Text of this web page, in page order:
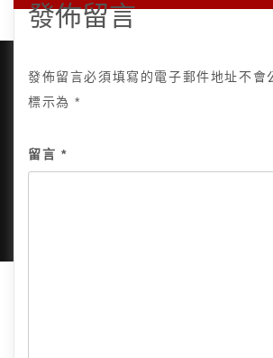
發佈留言
發佈留言必須填寫的電子郵件地址不會
標示為*
留言 *